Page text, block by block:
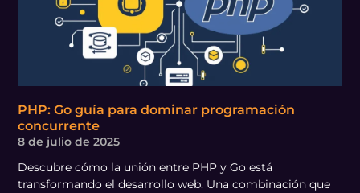
PHP: Go guía para dominar programación
concurrente
8 de julio de 2025
Descubre cómo la unión entre PHP y Go está
transformando el desarrollo web. Una combinación que